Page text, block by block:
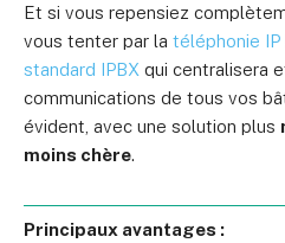
Et si vous repensiez
vous tenter par la téléphonie IP
standard IPBX qui centralisera
communications de tous vos
évident, avec une solution plus
moins chère.
Principaux avantages :